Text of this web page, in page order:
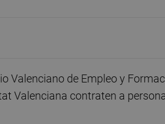
Valenciano de Empleo y
Valenciana contraten a